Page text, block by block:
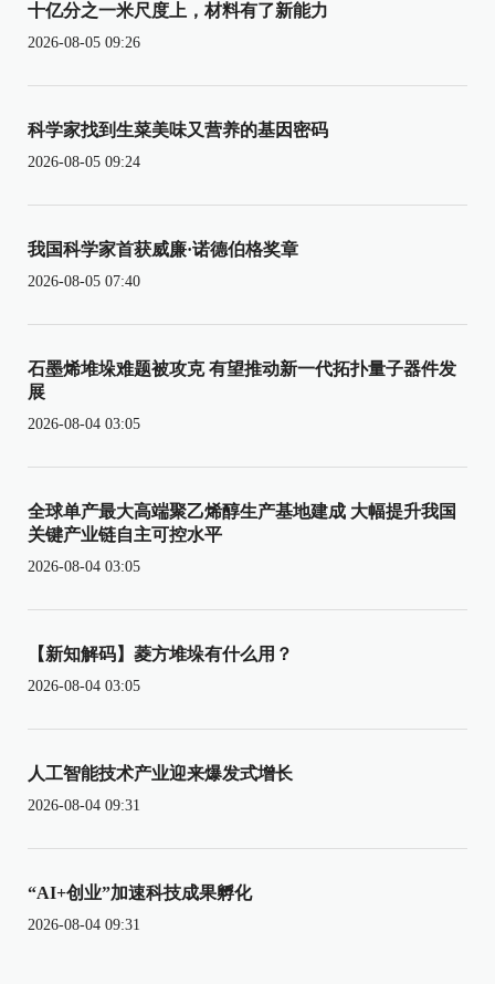
十亿分之一米尺度上，材料有了新能力
2026-08-05 09:26
科学家找到生菜美味又营养的基因密码
2026-08-05 09:24
我国科学家首获威廉·诺德伯格奖章
2026-08-05 07:40
石墨烯堆垛难题被攻克 有望推动新一代拓扑量子器件发
展
2026-08-04 03:05
全球单产最大高端聚乙烯醇生产基地建成 大幅提升我国
关键产业链自主可控水平
2026-08-04 03:05
【新知解码】菱方堆垛有什么用？
2026-08-04 03:05
人工智能技术产业迎来爆发式增长
2026-08-04 09:31
“AI+创业”加速科技成果孵化
2026-08-04 09:31